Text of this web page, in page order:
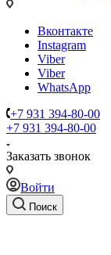
Вконтакте
Instagram
Viber
Viber
WhatsApp
+7 931 394-80-00
+7 931 394-80-00
Заказать звонок
Войти
Поиск